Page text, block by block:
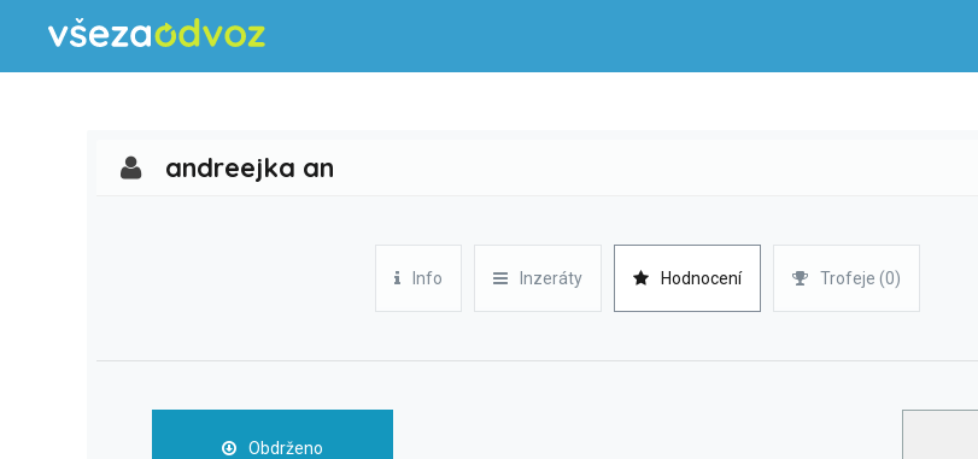
andreejka an
Info Inzeráty Hodnocení Trofeje (0)
Obdrženo